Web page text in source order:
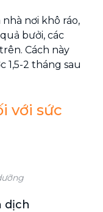
nơi khô ráo,
bưởi, các
Cách này
1,5-2 tháng sau
với sức
dịch